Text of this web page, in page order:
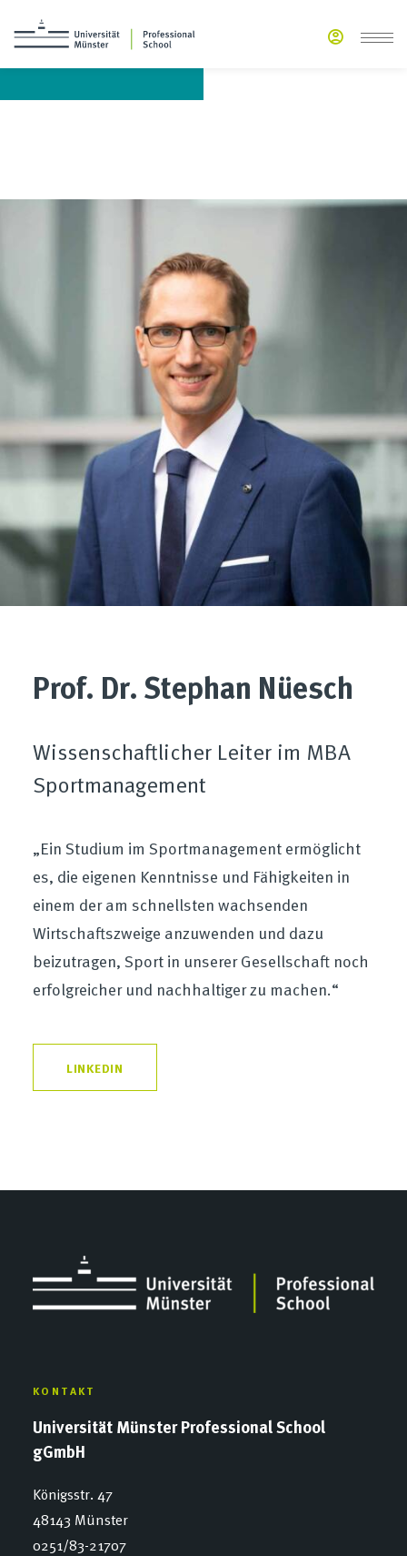
Prof. Dr. Stephan Nüesch
Wissenschaftlicher Leiter im MBA
Sportmanagement
„Ein Studium im Sportmanagement ermöglicht
es, die eigenen Kenntnisse und Fähigkeiten in
einem der am schnellsten wachsenden
Wirtschaftszweige anzuwenden und dazu
beizutragen, Sport in unserer Gesellschaft noch
erfolgreicher und nachhaltiger zu machen.“
LINKEDIN
KONTAKT
Universität Münster Professional School
gGmbH
Königsstr. 47
48143 Münster
0251/83-21707